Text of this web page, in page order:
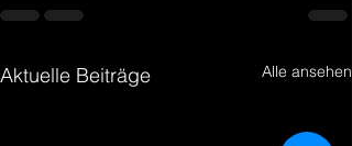
Aktuelle Beiträge Alle ansehen